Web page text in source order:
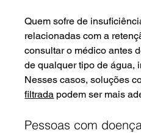
Quem sofre de
relacionadas com a
consultar o médico antes
de qualquer tipo de água,
Nesses casos, soluções
filtrada podem ser mais
Pessoas com